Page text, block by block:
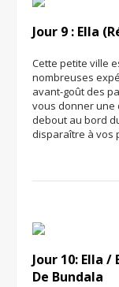
Jour 9 : Ella
Cette petite ville
nombreuses
avant-goût des
vous donner une
debout au bord
disparaître à vos
Jour 10: Ella
De Bundala